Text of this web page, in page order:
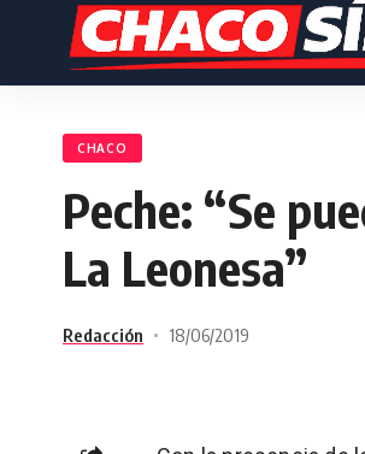
CHACO
Peche: “Se
La Leonesa”
Redacción 18/06/2019